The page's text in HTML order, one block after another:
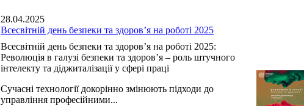
28.04.2025
Всесвітній день безпеки та здоров’я на роботі 2025
Всесвітній день безпеки та здоров’я на роботі 2025:
Революція в галузі безпеки та здоров’я – роль штучного
інтелекту та діджиталізації у сфері праці
Сучасні технології докорінно змінюють підходи до
управління професійними...